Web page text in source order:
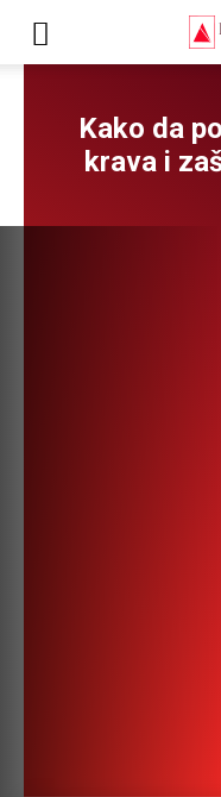
Kako da
krava i